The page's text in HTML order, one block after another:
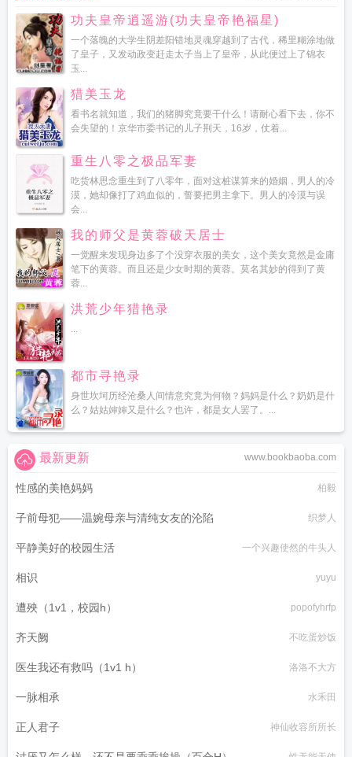
功夫皇帝逍遥游(功夫皇帝艳福星)
一个落魄的大学生阴差阳错地灵魂穿越到了古代，稀里糊涂地做
了皇子，又发动政变赶走太子当上了皇帝，从此便过上了锦衣
玉...
猎美玉龙
看书名就知道，我们的猪脚究竟要干什么！请耐心看下去，你不
会失望的！京华市委书记的儿子荆天，16岁，仗着...
重生八零之极品军妻
吃货林思念重生到了八零年，面对这桩谋算来的婚姻，男人的冷
漠，她却像打了鸡血似的，誓要把男主拿下。男人的冷漠与误
会...
我的师父是黄蓉破天居士
一觉醒来发现身边多了个没穿衣服的美女，这个美女竟然是金庸
笔下的黄蓉。而且还是少女时期的黄蓉。莫名其妙的得到了黄
蓉...
洪荒少年猎艳录
...
都市寻艳录
身世坎坷历经沧桑人间情意究竟为何物？妈妈是什么？奶奶是什
么？姑姑婶婶又是什么？也许，都是女人罢了。...
www.bookbaoba.com
最新更新
性感的美艳妈妈 柏毅
子前母犯——温婉母亲与清纯女友的沦陷 织梦人
平静美好的校园生活 一个兴趣使然的牛头人
相识 yuyu
遭殃（1v1，校园h） popofyhrfp
齐天阙 不吃蛋炒饭
医生我还有救吗（1v1 h） 洛洛不大方
一脉相承 水禾田
正人君子 神仙收容所所长